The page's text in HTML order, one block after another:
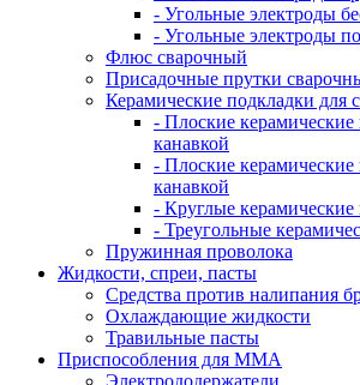
- Угольные электроды
- Угольные электроды
Флюс сварочный
Присадочные прутки
Керамические подкладки для
- Плоские керамические
канавкой
- Плоские керамические
канавкой
- Круглые керамические
- Треугольные
Пружинная проволока
Жидкости, спреи, пасты
Средства против налипания
Охлаждающие жидкости
Травильные пасты
Приспособления для ММА
Электрододержатели